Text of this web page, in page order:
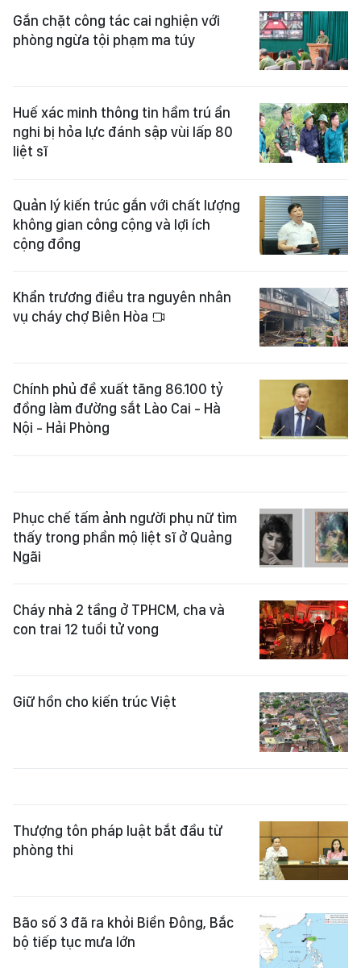
Gắn chặt công tác cai nghiện với
phòng ngừa tội phạm ma túy
Huế xác minh thông tin hầm trú ẩn
nghi bị hỏa lực đánh sập vùi lấp 80
liệt sĩ
Quản lý kiến trúc gắn với chất lượng
không gian công cộng và lợi ích
cộng đồng
Khẩn trương điều tra nguyên nhân
vụ cháy chợ Biên Hòa
Chính phủ đề xuất tăng 86.100 tỷ
đồng làm đường sắt Lào Cai - Hà
Nội - Hải Phòng
Phục chế tấm ảnh người phụ nữ tìm
thấy trong phần mộ liệt sĩ ở Quảng
Ngãi
Cháy nhà 2 tầng ở TPHCM, cha và
con trai 12 tuổi tử vong
Giữ hồn cho kiến trúc Việt
Thượng tôn pháp luật bắt đầu từ
phòng thi
Bão số 3 đã ra khỏi Biển Đông, Bắc
bộ tiếp tục mưa lớn